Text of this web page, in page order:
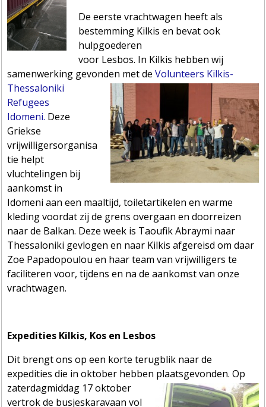
De eerste vrachtwagen heeft als
bestemming Kilkis en bevat ook
hulpgoederen
voor Lesbos. In Kilkis hebben wij
samenwerking gevonden met de Volunteers Kilkis-
Thessaloniki
Refugees
Idomeni. Deze
Griekse
vrijwilligersorganisa
tie helpt
vluchtelingen bij
aankomst in
Idomeni aan een maaltijd, toiletartikelen en warme
kleding voordat zij de grens overgaan en doorreizen
naar de Balkan. Deze week is Taoufik Abraymi naar
Thessaloniki gevlogen en naar Kilkis afgereisd om daar
Zoe Papadopoulou en haar team van vrijwilligers te
faciliteren voor, tijdens en na de aankomst van onze
vrachtwagen.
Expedities Kilkis, Kos en Lesbos
Dit brengt ons op een korte terugblik naar de
expedities die in oktober hebben plaatsgevonden. Op
zaterdagmiddag 17 oktober
vertrok de busjeskaravaan vol